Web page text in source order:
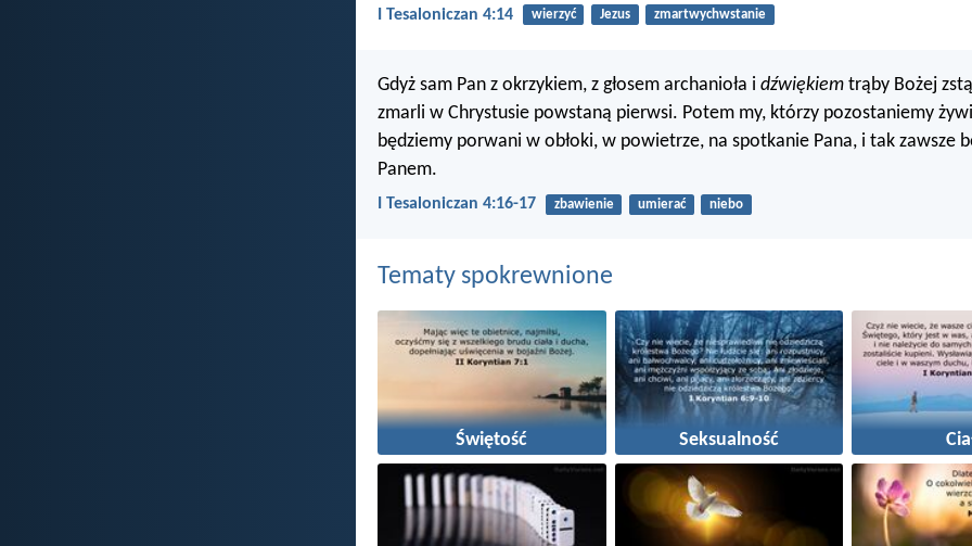
I Tesaloniczan 4:14 wierzyć Jezus zmartwychwstanie
Gdyż sam Pan z okrzykiem, z głosem archanioła i dźwiękiem trąby Bożej
zmarli w Chrystusie powstaną pierwsi. Potem my, którzy pozostaniemy
będziemy porwani w obłoki, w powietrze, na spotkanie Pana, i tak zawsze
Panem.
I Tesaloniczan 4:16-17 zbawienie umierać niebo
Tematy spokrewnione
Świętość Seksualność